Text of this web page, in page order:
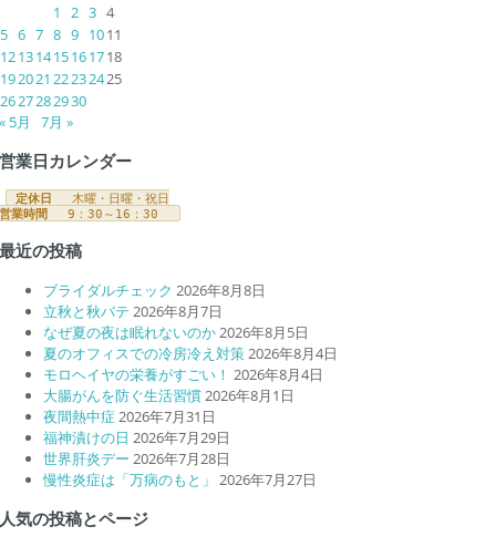
1
2 3 4
5 6 7 8 9 1011
12131415161718
192021 22232425
2627282930
« 5月
7月 »
営業日カレンダー
定休日
営業時間
9：30～16：30
最近の投稿
ブライダルチェック 2026年8月8日
立秋と秋バテ 2026年8月7日
なぜ夏の夜は眠れないのか2026年8月5日
夏のオフィスでの冷房冷え対策2026年8月4日
モロヘイヤの栄養がすごい！ 2026年8月4日
大腸がんを防ぐ生活習慣2026年8月1日
夜間熱中症 2026年7月31日
福神漬けの日 2026年7月29日
世界肝炎デー 2026年7月28日
慢性炎症は「万病のもと」 2026年7月27日
人気の投稿とページ